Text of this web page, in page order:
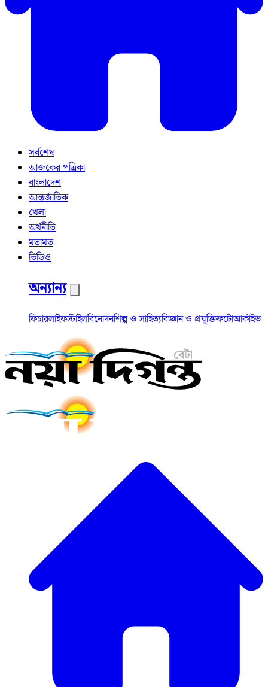
সর্বশেষ
আজকের পত্রিকা
বাংলাদেশ
আন্তর্জাতিক
খেলা
অর্থনীতি
মতামত
ভিডিও
অন্যান্য
ফিচারলাইফস্টাইলবিনোদনশিল্প ও সাহিত্যবিজ্ঞান ও প্রযুক্তিফটোআর্কাইভ